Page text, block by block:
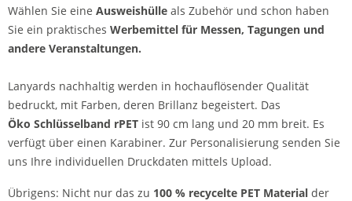
Wählen Sie eine Ausweishülle als Zubehör und schon haben
Sie ein praktisches Werbemittel für Messen, Tagungen und
andere Veranstaltungen.
Lanyards nachhaltig werden in hochauflösender Qualität
bedruckt, mit Farben, deren Brillanz begeistert. Das
Öko Schlüsselband rPET ist 90 cm lang und 20 mm breit. Es
verfügt über einen Karabiner. Zur Personalisierung senden Sie
uns Ihre individuellen Druckdaten mittels Upload.
Übrigens: Nicht nur das zu 100 % recycelte PET Material der